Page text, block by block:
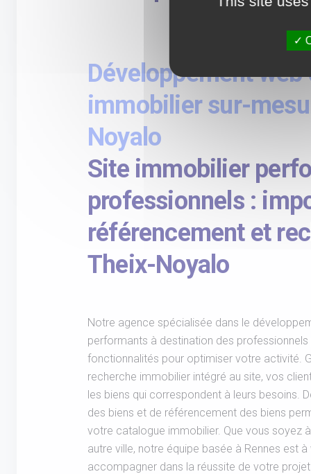
Développement web
immobilier sur-
Noyalo
Site immobilier
professionnels :
référencement et
Theix-Noyalo
Notre agence spécialisée dans le
performants à destination des
fonctionnalités pour optimiser votre activité.
recherche immobilier intégré au site, vos
les biens qui correspondent à leurs besoins.
des biens et de référencement des biens
votre catalogue immobilier. Que vous soyez
autre ville, notre équipe basée à Rennes est
accompagner dans la réussite de votre